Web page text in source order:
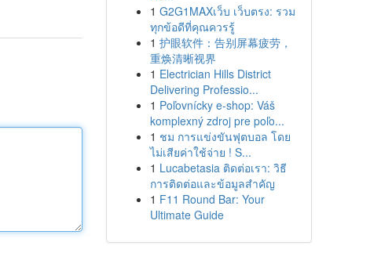
1 G2G1MAXเว็บ เว็บตรง: รวม
ทุกข้อดีที่คุณควรรู้
1 护眼软件：告别屏幕疲劳，
重焕清晰视界
1 Electrician Hills District
Delivering Professio...
1 Poľovnícky e-shop: Váš
komplexný zdroj pre poľo...
1 ชม การแข่งขันฟุตบอล โดย
ไม่เสียค่าใช้จ่าย ! S...
1 Lucabetasia ติดต่อเรา: วิธี
การติดต่อและข้อมูลสำคัญ
1 F11 Round Bar: Your
Ultimate Guide